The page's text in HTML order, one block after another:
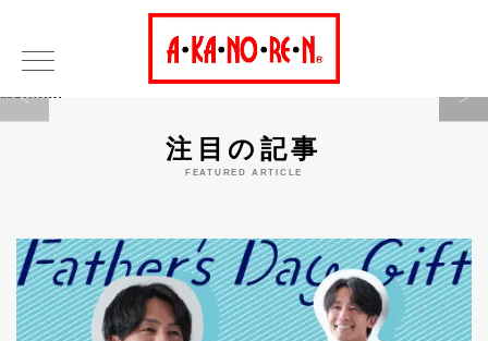
Warning
注目の記事
FEATURED ARTICLE